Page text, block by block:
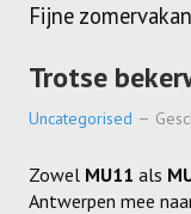
Meisjes U17-B
Dames
Dames A
Fijne
Trotse
Uncategorised
Zowel MU11 als
Antwerpen mee